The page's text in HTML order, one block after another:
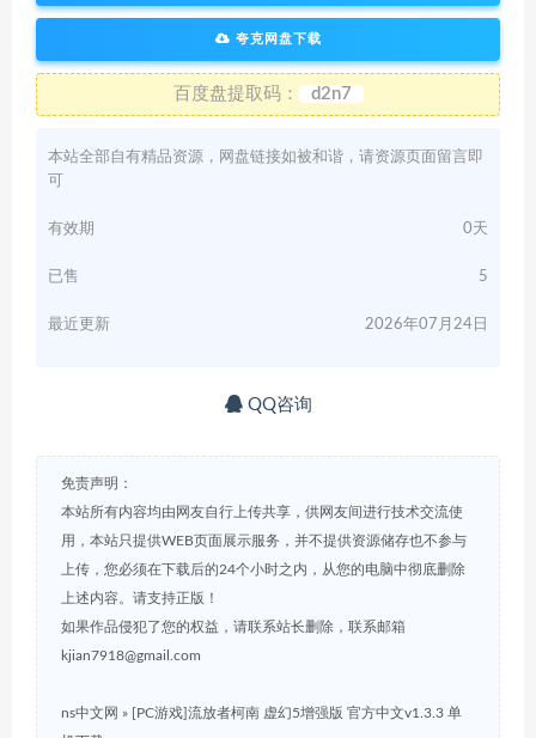
夸克网盘下载
百度盘提取码： d2n7
本站全部自有精品资源，网盘链接如被和谐，请资源页面留言即
可
有效期 0天
已售 5
最近更新 2026年07月24日
QQ咨询
免责声明：
本站所有内容均由网友自行上传共享，供网友间进行技术交流使
用，本站只提供WEB页面展示服务，并不提供资源储存也不参与
上传，您必须在下载后的24个小时之内，从您的电脑中彻底删除
上述内容。请支持正版！
如果作品侵犯了您的权益，请联系站长删除，联系邮箱
kjian7918@gmail.com
ns中文网 » [PC游戏]流放者柯南 虚幻5增强版 官方中文v1.3.3 单